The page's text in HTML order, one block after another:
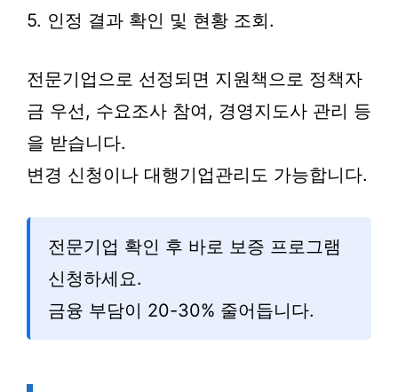
5. 인정 결과 확인 및 현황 조회.
전문기업으로 선정되면 지원책으로 정책자
금 우선, 수요조사 참여, 경영지도사 관리 등
을 받습니다.
변경 신청이나 대행기업관리도 가능합니다.
전문기업 확인 후 바로 보증 프로그램
신청하세요.
금융 부담이 20-30% 줄어듭니다.